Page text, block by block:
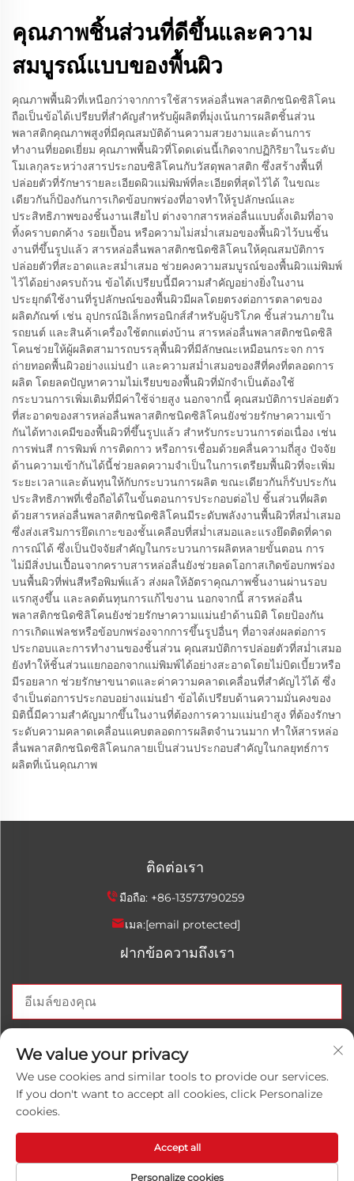
คุณภาพชิ้นส่วนที่ดีขึ้นและความ
สมบูรณ์แบบของพื้นผิว
คุณภาพพื้นผิวที่เหนือกว่าจากการใช้สารหล่อลื่นพลาสติกชนิดซิลิโคน
ถือเป็นข้อได้เปรียบที่สำคัญสำหรับผู้ผลิตที่มุ่งเน้นการผลิตชิ้นส่วน
พลาสติกคุณภาพสูงที่มีคุณสมบัติด้านความสวยงามและด้านการ
ทำงานที่ยอดเยี่ยม คุณภาพพื้นผิวที่โดดเด่นนี้เกิดจากปฏิกิริยาในระดับ
โมเลกุลระหว่างสารประกอบซิลิโคนกับวัสดุพลาสติก ซึ่งสร้างพื้นที่
ปล่อยตัวที่รักษารายละเอียดผิวแม่พิมพ์ที่ละเอียดที่สุดไว้ได้ ในขณะ
เดียวกันก็ป้องกันการเกิดข้อบกพร่องที่อาจทำให้รูปลักษณ์และ
ประสิทธิภาพของชิ้นงานเสียไป ต่างจากสารหล่อลื่นแบบดั้งเดิมที่อาจ
ทิ้งคราบตกค้าง รอยเปื้อน หรือความไม่สม่ำเสมอของพื้นผิวไว้บนชิ้น
งานที่ขึ้นรูปแล้ว สารหล่อลื่นพลาสติกชนิดซิลิโคนให้คุณสมบัติการ
ปล่อยตัวที่สะอาดและสม่ำเสมอ ช่วยคงความสมบูรณ์ของพื้นผิวแม่พิมพ์
ไว้ได้อย่างครบถ้วน ข้อได้เปรียบนี้มีความสำคัญอย่างยิ่งในงาน
ประยุกต์ใช้งานที่รูปลักษณ์ของพื้นผิวมีผลโดยตรงต่อการตลาดของ
ผลิตภัณฑ์ เช่น อุปกรณ์อิเล็กทรอนิกส์สำหรับผู้บริโภค ชิ้นส่วนภายใน
รถยนต์ และสินค้าเครื่องใช้ตกแต่งบ้าน สารหล่อลื่นพลาสติกชนิดซิลิ
โคนช่วยให้ผู้ผลิตสามารถบรรลุพื้นผิวที่มีลักษณะเหมือนกระจก การ
ถ่ายทอดพื้นผิวอย่างแม่นยำ และความสม่ำเสมอของสีที่คงที่ตลอดการ
ผลิต โดยลดปัญหาความไม่เรียบของพื้นผิวที่มักจำเป็นต้องใช้
กระบวนการเพิ่มเติมที่มีค่าใช้จ่ายสูง นอกจากนี้ คุณสมบัติการปล่อยตัว
ที่สะอาดของสารหล่อลื่นพลาสติกชนิดซิลิโคนยังช่วยรักษาความเข้า
กันได้ทางเคมีของพื้นผิวที่ขึ้นรูปแล้ว สำหรับกระบวนการต่อเนื่อง เช่น
การพ่นสี การพิมพ์ การติดกาว หรือการเชื่อมด้วยคลื่นความถี่สูง ปัจจัย
ด้านความเข้ากันได้นี้ช่วยลดความจำเป็นในการเตรียมพื้นผิวที่จะเพิ่ม
ระยะเวลาและต้นทุนให้กับกระบวนการผลิต ขณะเดียวกันก็รับประกัน
ประสิทธิภาพที่เชื่อถือได้ในขั้นตอนการประกอบต่อไป ชิ้นส่วนที่ผลิต
ด้วยสารหล่อลื่นพลาสติกชนิดซิลิโคนมีระดับพลังงานพื้นผิวที่สม่ำเสมอ
ซึ่งส่งเสริมการยึดเกาะของชั้นเคลือบที่สม่ำเสมอและแรงยึดติดที่คาด
การณ์ได้ ซึ่งเป็นปัจจัยสำคัญในกระบวนการผลิตหลายขั้นตอน การ
ไม่มีสิ่งปนเปื้อนจากคราบสารหล่อลื่นยังช่วยลดโอกาสเกิดข้อบกพร่อง
บนพื้นผิวที่พ่นสีหรือพิมพ์แล้ว ส่งผลให้อัตราคุณภาพชิ้นงานผ่านรอบ
แรกสูงขึ้น และลดต้นทุนการแก้ไขงาน นอกจากนี้ สารหล่อลื่น
พลาสติกชนิดซิลิโคนยังช่วยรักษาความแม่นยำด้านมิติ โดยป้องกัน
การเกิดแฟลชหรือข้อบกพร่องจากการขึ้นรูปอื่นๆ ที่อาจส่งผลต่อการ
ประกอบและการทำงานของชิ้นส่วน คุณสมบัติการปล่อยตัวที่สม่ำเสมอ
ยังทำให้ชิ้นส่วนแยกออกจากแม่พิมพ์ได้อย่างสะอาดโดยไม่บิดเบี้ยวหรือ
มีรอยลาก ช่วยรักษาขนาดและค่าความคลาดเคลื่อนที่สำคัญไว้ได้ ซึ่ง
จำเป็นต่อการประกอบอย่างแม่นยำ ข้อได้เปรียบด้านความมั่นคงของ
มิตินี้มีความสำคัญมากขึ้นในงานที่ต้องการความแม่นยำสูง ที่ต้องรักษา
ระดับความคลาดเคลื่อนแคบตลอดการผลิตจำนวนมาก ทำให้สารหล่อ
ลื่นพลาสติกชนิดซิลิโคนกลายเป็นส่วนประกอบสำคัญในกลยุทธ์การ
ผลิตที่เน้นคุณภาพ
ติดต่อเรา
มือถือ: +86-13573790259
เมล:[email protected]
ฝากข้อความถึงเรา
ส่งตอนนี้
Chemical Co., Ltd. สงวนสิทธิ์ทั้งหมด
นโยบายความเป็นส่วนตัว
We value your privacy
We use cookies and similar tools to provide our services.
If you don't want to accept all cookies, click Personalize
cookies.
Personalize cookies
Accept all